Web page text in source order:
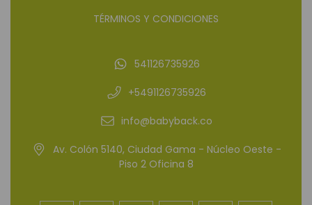
TÉRMINOS Y CONDICIONES
541126735926
+5491126735926
info@babyback.co
Av. Colón 5140, Ciudad Gama - Núcleo Oeste -
Piso 2 Oficina 8